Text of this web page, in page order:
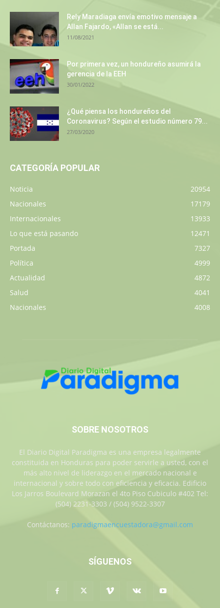
Rely Maradiaga envía emotivo mensaje a
Allan Fajardo, «Allan se está...
11/08/2021
Por primera vez, un hondureño asumirá la
gerencia de la EEH
30/01/2022
¿Qué piensa los hondureños del
Coronavirus? Según el estudio número 79...
27/03/2020
CATEGORÍA POPULAR
Noticia
20954
Nacionales
17179
Internacionales
13933
Lo que está pasando
12471
Portada
7327
Política
4999
Actualidad
4872
Salud
4041
Nacionales
4008
SOBRE NOSOTROS
El Diario Digital Paradigma es una empresa legalmente
constituida en Honduras para poder servirle a usted, con el
más alto nivel de liderazgo en el mercado nacional e
internacional y sobre todo con eficiencia y eficacia. Edificio
Los Jarros Boulevard Morazan el 4to Piso Cubiculo #402 Tel:
(504) 2231-3303 / (504) 9522-3307
Contáctanos: paradigmaencuestadora@gmail.com
SÍGUENOS